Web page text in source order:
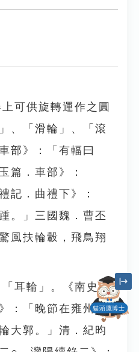
可供旋轉運作之圓
、「滑輪」、「滾
部》：「有輻曰
篇．車部》：
記．曲禮下》：
。」三國魏．曹丕
風扶輪轂，飛鳥翔
耳輪」。《南史．
：「晚節在雍州，
大郭。」清．紀昀
貓頭鷹博士